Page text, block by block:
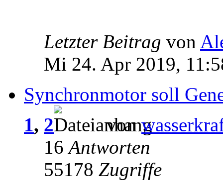
Letzter Beitrag von
Mi 24. Apr 2019,
Synchronmotor soll
1, 2 von
16Antworten
55178 Zugriffe